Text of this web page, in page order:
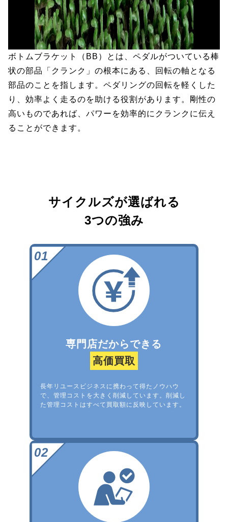
ボトムブラケット（BB）とは、ペダルがついている棒
状の部品「クランク」の根本にある、回転の軸となる
部品のことを指します。ペダリングの回転を軽くした
り、効率よく走るのを助ける役割があります。剛性の
高いものであれば、パワーを効率的にクランクに伝え
ることができます。
サイクルズが選ばれる
3つの強み
専門店だからできる
高価買取
長年リユースビジネスに携わって得たノウハウ
で、管理コストを大きく削減しています。削減し
た管理コストはすべて買取額に反映しています。